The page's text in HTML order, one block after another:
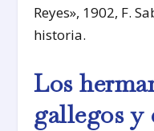
Reyes», 1902, F.
historia.
Los
gallegos y